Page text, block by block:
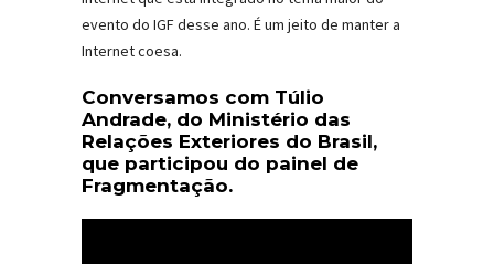
evento do IGF desse ano. É um jeito de manter a
Internet coesa.
Conversamos com Túlio
Andrade, do Ministério das
Relações Exteriores do Brasil,
que participou do painel de
Fragmentação.